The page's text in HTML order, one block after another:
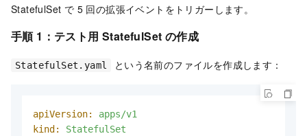
StatefulSet で 5 回の拡張イベントをトリガーします。
手順 1：テスト用 StatefulSet の作成
StatefulSet.yaml という名前のファイルを作成します：
apiVersion:
apps/v1
kind:
StatefulSet